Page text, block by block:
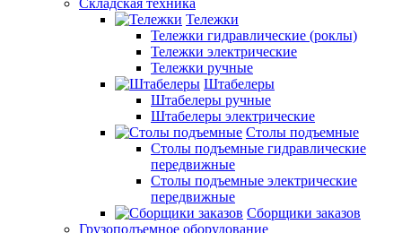
Складская техника
Тележки
Тележки гидравлические (роклы)
Тележки электрические
Тележки ручные
Штабелеры
Штабелеры ручные
Штабелеры электрические
Столы подъемные
Столы подъемные гидравлические
передвижные
Столы подъемные электрические
передвижные
Сборщики заказов
Грузоподъемное оборудование